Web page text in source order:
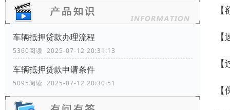
车辆抵押贷款办理流程
5360阅读 2025-07-12 20:31:13
车辆抵押贷款申请条件
5095阅读 2025-07-12 20:30:51